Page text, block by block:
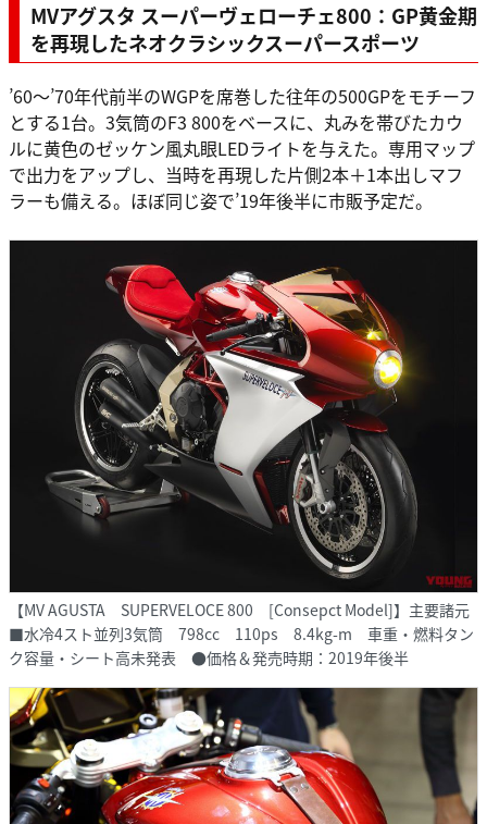
MVアグスタ スーパーヴェローチェ800：GP黄金期
を再現したネオクラシックスーパースポーツ
’60～’70年代前半のWGPを席巻した往年の500GPをモチーフ
とする1台。3気筒のF3 800をベースに、丸みを帯びたカウ
ルに黄色のゼッケン風丸眼LEDライトを与えた。専用マップ
で出力をアップし、当時を再現した片側2本＋1本出しマフ
ラーも備える。ほぼ同じ姿で’19年後半に市販予定だ。
【MV AGUSTA SUPERVELOCE 800 [Consepct Model]】主要諸元
■水冷4スト並列3気筒 798cc 110ps 8.4kg-m 車重・燃料タン
ク容量・シート高未発表 ●価格＆発売時期：2019年後半